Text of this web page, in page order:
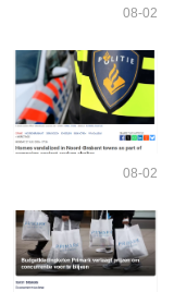
08-02
08-02